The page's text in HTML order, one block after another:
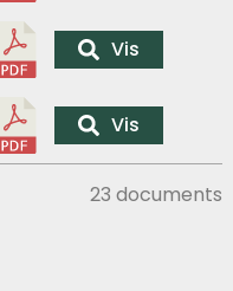
Vis
Vis
23 documents